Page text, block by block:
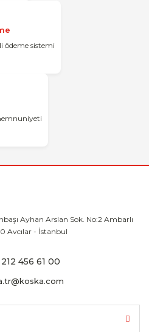
ödeme sistemi
Ayhan Arslan Sok. No:2 Ambarlı
Avcılar - İstanbul
456 61 00